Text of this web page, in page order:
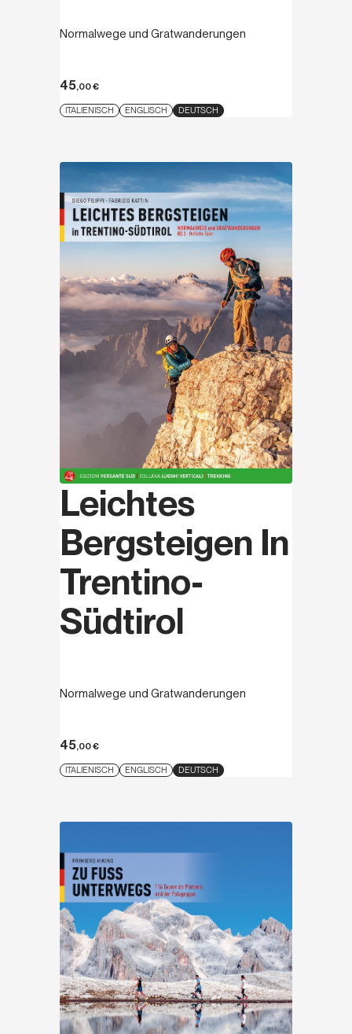
Normalwege und Gratwanderungen
45,00€
ITALIENISCH ENGLISCH DEUTSCH
Entdecken
Leichtes
Bergsteigen In
Trentino-
Südtirol
Normalwege und Gratwanderungen
45,00€
ITALIENISCH ENGLISCH DEUTSCH